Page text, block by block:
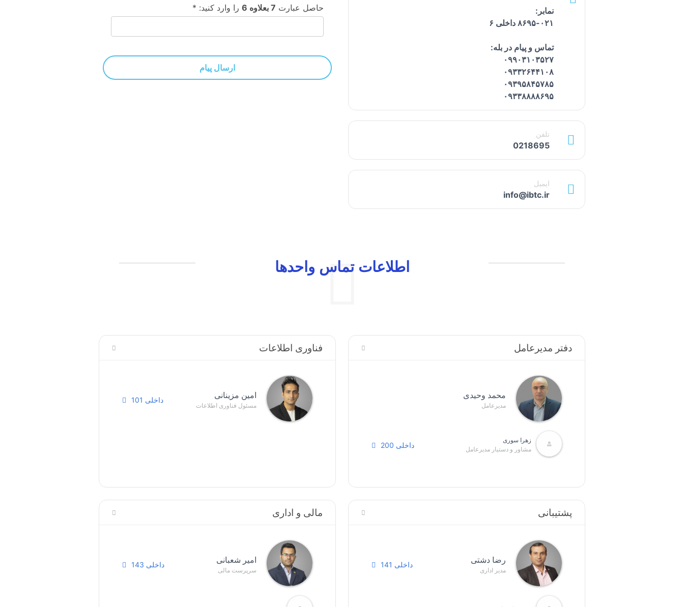
نمابر:
۸۶۹۵-۰۲۱ داخلی ۶
تماس و پیام در بله:
۰۹۹۰۳۱۰۳۵۲۷
۰۹۳۳۲۶۴۴۱۰۸
۰۹۳۹۵۸۴۵۷۸۵
۰۹۳۳۸۸۸۸۶۹۵
تلفن
0218695
ایمیل
info@ibtc.ir
حاصل عبارت 7 بعلاوه 6 را وارد کنید: *
ارسال پیام
اطلاعات تماس واحدها
دفتر مدیرعامل
محمد وحیدی
مدیرعامل
زهرا سوری
مشاور و دستیار مدیرعامل
داخلی 200
فناوری اطلاعات
امین مزینانی
مسئول فناوری اطلاعات
داخلی 101
پشتیبانی
رضا دشتی
مدیر اداری
داخلی 141
مالی و اداری
امیر شعبانی
سرپرست مالی
داخلی 143